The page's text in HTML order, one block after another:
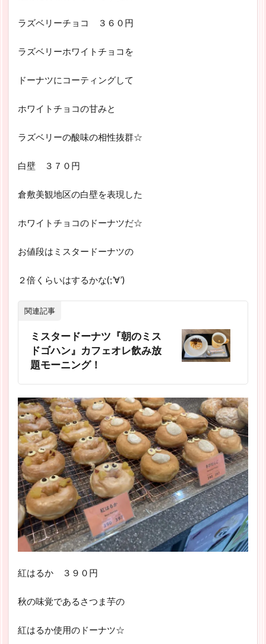
ラズベリーチョコ ３６０円
ラズベリーホワイトチョコを
ドーナツにコーティングして
ホワイトチョコの甘みと
ラズベリーの酸味の相性抜群☆
白壁 ３７０円
倉敷美観地区の白壁を表現した
ホワイトチョコのドーナツだ☆
お値段はミスタードーナツの
２倍くらいはするかな(;’∀’)
関連記事
ミスタードーナツ『朝のミス
ドゴハン』カフェオレ飲み放
題モーニング！
紅はるか ３９０円
秋の味覚であるさつま芋の
紅はるか使用のドーナツ☆